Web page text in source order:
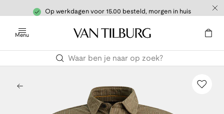
Op werkdagen voor 15.00 besteld, morgen in huis
Menu